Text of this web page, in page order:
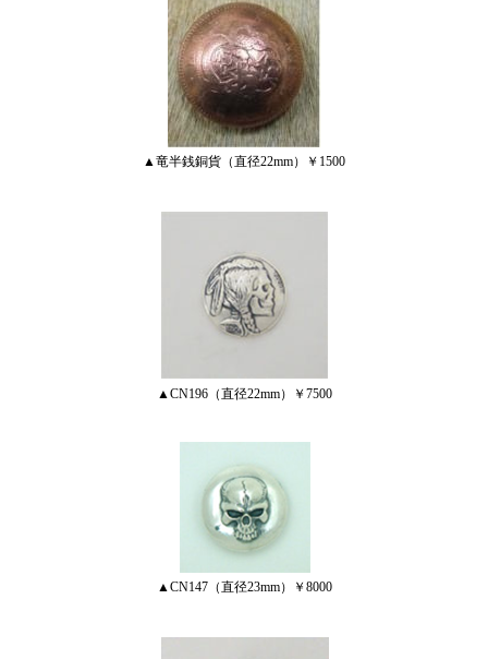
▲竜半銭銅貨（直径22mm）￥1500
▲CN196（直径22mm）￥7500
▲CN147（直径23mm）￥8000